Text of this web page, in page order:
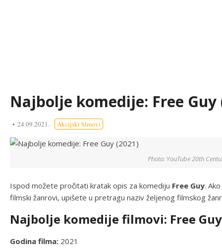
Najbolje komedije: Free Guy
24.09.2021. Akcijski filmovi
Photo: YouTube 20th
Ispod možete pročitati kratak opis za komediju Free Guy.
filmski žanrovi, upišete u pretragu naziv željenog filmskog
Najbolje komedije filmovi: Free Guy
Godina filma: 2021